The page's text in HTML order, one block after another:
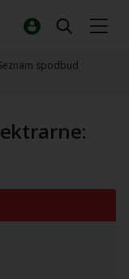
spodbud